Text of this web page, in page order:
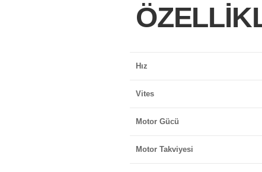
Hız
Vites
Motor Gücü
Motor Takviyesi